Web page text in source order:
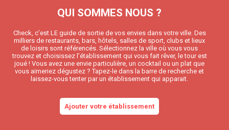
QUI SOMMES NOUS ?
Check, c’est LE guide de sortie de vos envies dans votre ville. Des
milliers de restaurants, bars, hôtels, salles de sport, clubs et lieux
de loisirs sont référencés. Sélectionnez la ville où vous vous
trouvez et choisissez l’établissement qui vous fait rêver, le tour est
joué ! Vous avez une envie particulière, un cocktail ou un plat que
vous aimeriez dégustez ? Tapez-le dans la barre de recherche et
laissez-vous tenter par un établissement qui apparait.
Ajouter votre établissement